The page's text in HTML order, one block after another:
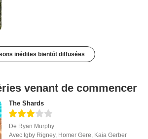
inédites bientôt diffusées
venant de commencer
The Shards
De Ryan Murphy
Avec Igby Rigney, Homer Gere Kaia Gerber